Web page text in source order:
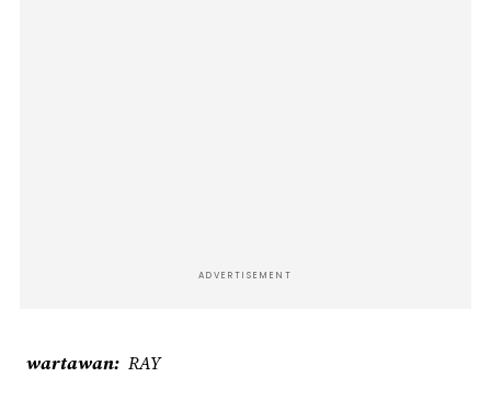
ADVERTISEMENT
wartawan RAY